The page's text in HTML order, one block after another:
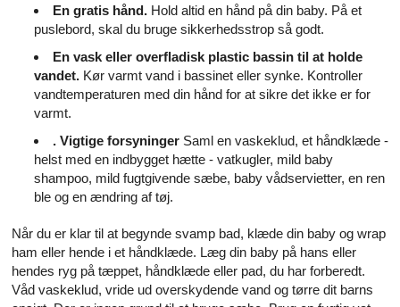
En gratis hånd. Hold altid en hånd på din baby. På et
puslebord, skal du bruge sikkerhedsstrop så godt.
En vask eller overfladisk plastic bassin til at holde
vandet. Kør varmt vand i bassinet eller synke. Kontroller
vandtemperaturen med din hånd for at sikre det ikke er for
varmt.
. Vigtige forsyninger Saml en vaskeklud, et håndklæde -
helst med en indbygget hætte - vatkugler, mild baby
shampoo, mild fugtgivende sæbe, baby vådservietter, en ren
ble og en ændring af tøj.
Når du er klar til at begynde svamp bad, klæde din baby og wrap
ham eller hende i et håndklæde. Læg din baby på hans eller
hendes ryg på tæppet, håndklæde eller pad, du har forberedt.
Våd vaskeklud, vride ud overskydende vand og tørre dit barns